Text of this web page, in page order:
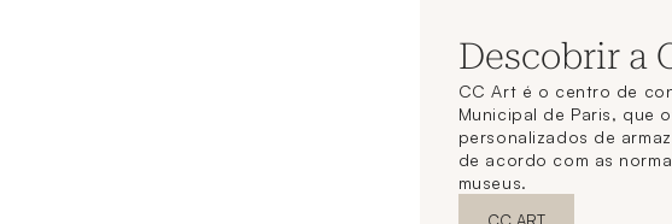
Descobrir a
CC Art é o centro de
Municipal de Paris, que
personalizados de
de acordo com as
museus.
Nova janelaDescubra o